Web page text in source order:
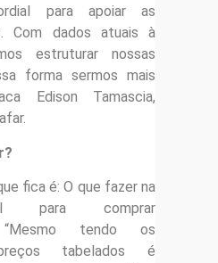
para apoiar as
Com dados atuais à
estruturar nossas
forma sermos mais
Edison Tamascia,
fica é: O que fazer na
para comprar
“Mesmo tendo os
tabelados é